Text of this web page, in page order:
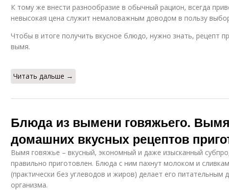
К тому же внести разнообразие в обычный рацион, всегда
невысокая цена служит немаловажным доводом в пользу
Чтобы в итоге получить вкусное блюдо, нужно знать, рецепт
вымя.
Читать дальше →
Блюда из вымени говяжьего.
домашних вкусных рецептов
Вымя говяжье – вкусный, экономный и даже изысканный
правильно приготовлен. Блюда с ним пахнут молоком и
(практически без углеводов и жиров) делает его питательным
организма.